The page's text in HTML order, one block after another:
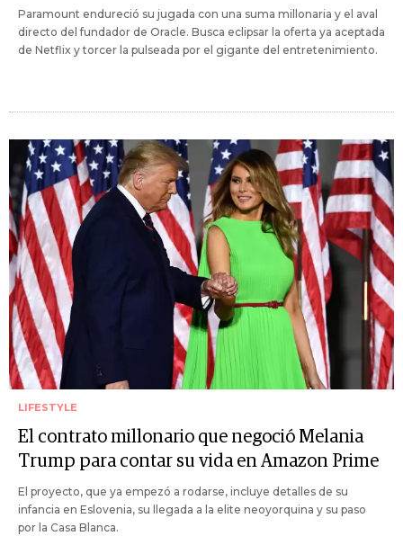
Paramount endureció su jugada con una suma millonaria y el aval
directo del fundador de Oracle. Busca eclipsar la oferta ya aceptada
de Netflix y torcer la pulseada por el gigante del entretenimiento.
LIFESTYLE
El contrato millonario que negoció Melania
Trump para contar su vida en Amazon Prime
El proyecto, que ya empezó a rodarse, incluye detalles de su
infancia en Eslovenia, su llegada a la elite neoyorquina y su paso
por la Casa Blanca.